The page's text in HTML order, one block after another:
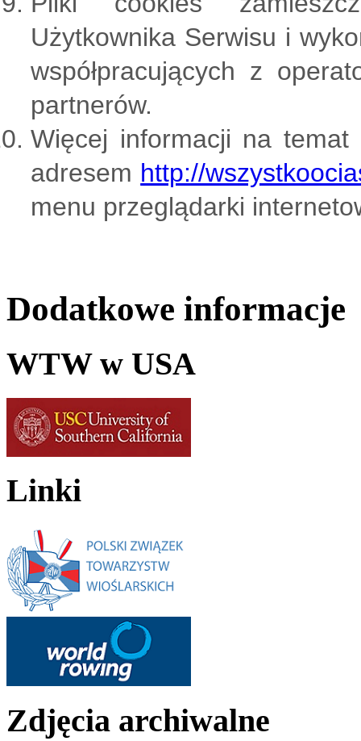
Użytkownika Serwisu i
współpracujących z
partnerów.
Więcej informacji na
adresem http://
menu przeglądarki
Dodatkowe informacje
WTW w USA
Linki
Zdjęcia archiwalne